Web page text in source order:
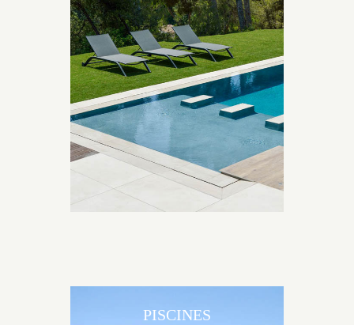
Les piscines en béton contemporaines Jacques
Brens sont uniques grâce au large choix de
matériaux et de revêtements et les nombreuses
options disponibles, miroir, couloir de nage, plage
immergée, débordement.
PISCINES